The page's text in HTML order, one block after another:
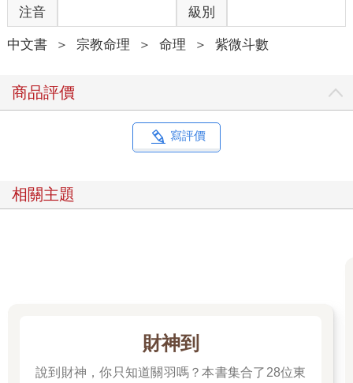
注音 級別
中文書 ＞ 宗教命理 ＞ 命理 ＞ 紫微斗數
商品評價
寫評價
相關主題
財神到
說到財神，你只知道關羽嗎？本書集合了28位東